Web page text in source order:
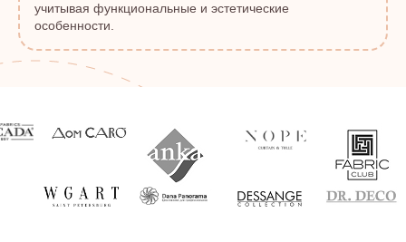
учитывая функциональные и эстетические
особенности.